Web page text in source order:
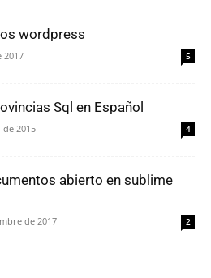
wordpress
2017 5
Sql en Español
de 2015 4
abierto en sublime
de 2017 2